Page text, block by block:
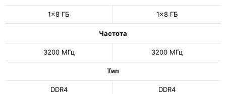
1x8 ГБ 1x8 ГБ
Частота
3200 МГц 3200 МГц
Тип
DDR4 DDR4